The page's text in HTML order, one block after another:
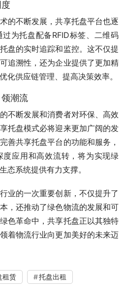
的不断发展，共享托盘平台也逐
为托盘配备RFID标签、二维码
盘的实时追踪和监控。这不仅提
追溯性，还为企业提供了更加精
化供应链管理、提高决策效率。
潮流
不断发展和消费者对环保、高效
托盘模式必将迎来更加广阔的发
善共享托盘平台的功能和服务，
应用和高效流转，将为实现绿
态系统提供有力支撑。
业的一次重要创新，不仅提升了
，还推动了绿色物流的发展和可
色革命中，共享托盘正以其独特
着物流行业向更加美好的未来迈
租赁
托盘出租